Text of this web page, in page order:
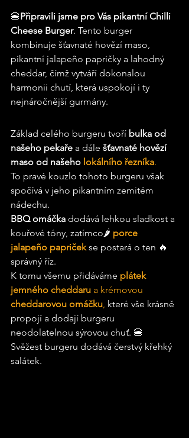
🍔Připravili jsme pro Vás pikantní Chilli
Cheese Burger. Tento burger
kombinuje šťavnaté hovězí maso,
pikantní jalapeño papričky a lahodný
cheddar, čímž vytváří dokonalou
harmonii chutí, která uspokojí i ty
nejnáročnější gurmány.
Základ celého burgeru tvoří bulka od
našeho pekaře a dále šťavnaté hovězí
maso od našeho lokálního řezníka.
To pravé kouzlo tohoto burgeru však
spočívá v jeho pikantním zemitém
nádechu.
BBQ omáčka dodává lehkou sladkost a
kouřové tóny, zatímco🌶️ porce
jalapeño papriček se postará o ten 🔥
správný říz.
K tomu všemu přidáváme plátek
jemného cheddaru a krémovou
cheddarovou omáčku, které vše krásně
propojí a dodají burgeru
neodolatelnou sýrovou chuť. 🍔
Svěžest burgeru dodává čerstvý křehký
salátek.